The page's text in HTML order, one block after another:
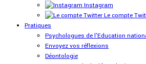
Instagram
Le compte
Pratiques
Psychologues de l'Education
Envoyez vos réflexions
Déontologie